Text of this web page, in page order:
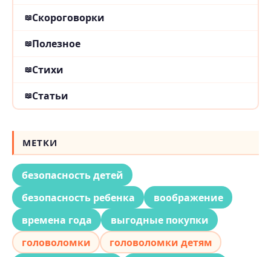
Скороговорки
Полезное
Стихи
Статьи
МЕТКИ
безопасность детей
безопасность ребенка
воображение
времена года
выгодные покупки
головоломки
головоломки детям